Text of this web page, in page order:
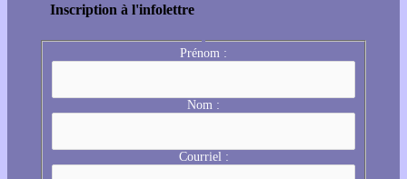
Inscription à l'infolettre
Prénom :
Nom :
Courriel :